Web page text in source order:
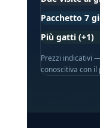
Pacchetto 7
Più gatti (+1)
Prezzi indicativi
conoscitiva con il